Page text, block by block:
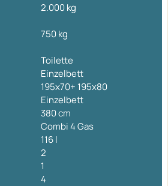
2.000 kg
750 kg
Toilette
Einzelbett
195x70+ 195x80
Einzelbett
380 cm
Combi 4 Gas
116 l
2
1
4